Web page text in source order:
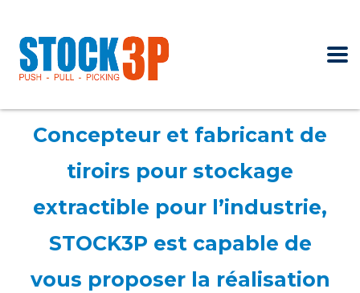
Concepteur et fabricant de
tiroirs pour stockage
extractible pour l’industrie,
STOCK3P est capable de
vous proposer la réalisation